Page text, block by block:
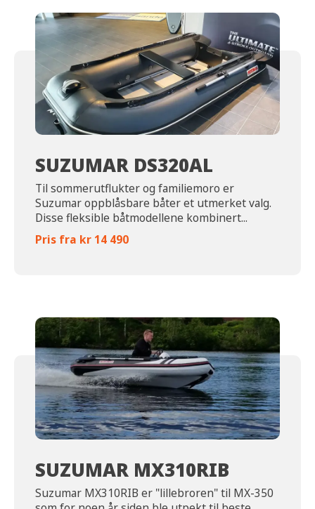
SUZUMAR DS320AL
Til sommerutflukter og familiemoro er
Suzumar oppblåsbare båter et utmerket valg.
Disse fleksible båtmodellene kombinert...
Pris fra kr 14 490
SUZUMAR MX310RIB
Suzumar MX310RIB er "lillebroren" til MX-350